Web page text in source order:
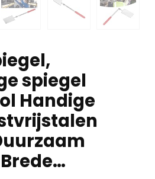
spiegel
Handige